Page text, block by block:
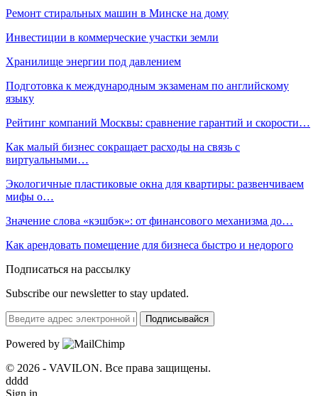
Ремонт стиральных машин в Минске на дому
Инвестиции в коммерческие участки земли
Хранилище энергии под давлением
Подготовка к международным экзаменам по английскому
языку
Рейтинг компаний Москвы: сравнение гарантий и скорости…
Как малый бизнес сокращает расходы на связь с
виртуальными…
Экологичные пластиковые окна для квартиры: развенчиваем
мифы о…
Значение слова «кэшбэк»: от финансового механизма до…
Как арендовать помещение для бизнеса быстро и недорого
Подписаться на рассылку
Subscribe our newsletter to stay updated.
Подписывайся
Powered by
© 2026 - VAVILON. Все права защищены.
dddd
Sign in